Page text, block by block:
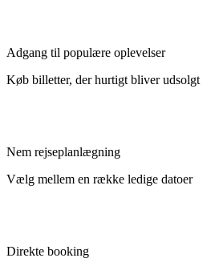
Adgang til populære oplevelser
Køb billetter, der hurtigt bliver udsolgt
Nem rejseplanlægning
Vælg mellem en række ledige datoer
Direkte booking